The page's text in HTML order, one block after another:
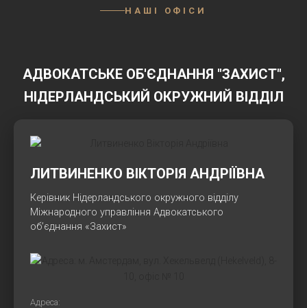
НАШІ ОФІСИ
АДВОКАТСЬКЕ ОБ'ЄДНАННЯ "ЗАХИСТ",
НІДЕРЛАНДСЬКИЙ ОКРУЖНИЙ ВІДДІЛ
ЛИТВИНЕНКО ВІКТОРІЯ АНДРІЇВНА
Керівник Нідерландського окружного відділу
Міжнародного управління Адвокатського
об’єднання «Захист»
Адреса: